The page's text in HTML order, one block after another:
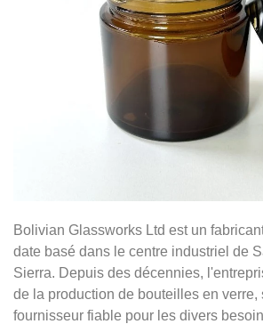
Bolivian Glassworks Ltd est un
date basé dans le centre industriel de
Sierra. Depuis des décennies,
de la production de bouteilles en verre,
fournisseur fiable pour les divers